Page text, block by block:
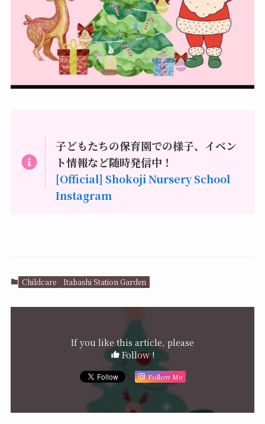
子どもたちの保育園での様子、イベン
ト情報など随時発信中！
[Official] Shokoji Nursery School
Instagram
Childcare Itabashi Station Garden
If you like this article, please
Follow !
Follow Me